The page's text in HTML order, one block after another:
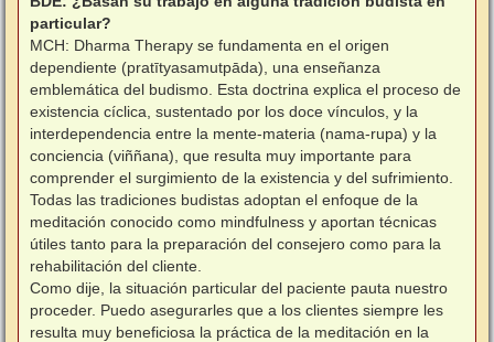
particular?
MCH: Dharma Therapy se fundamenta en el origen
dependiente (pratītyasamutpāda), una enseñanza
emblemática del budismo. Esta doctrina explica el proceso de
existencia cíclica, sustentado por los doce vínculos, y la
interdependencia entre la mente-materia (nama-rupa) y la
conciencia (viññana), que resulta muy importante para
comprender el surgimiento de la existencia y del sufrimiento.
Todas las tradiciones budistas adoptan el enfoque de la
meditación conocido como mindfulness y aportan técnicas
útiles tanto para la preparación del consejero como para la
rehabilitación del cliente.
Como dije, la situación particular del paciente pauta nuestro
proceder. Puedo asegurarles que a los clientes siempre les
resulta muy beneficiosa la práctica de la meditación en la